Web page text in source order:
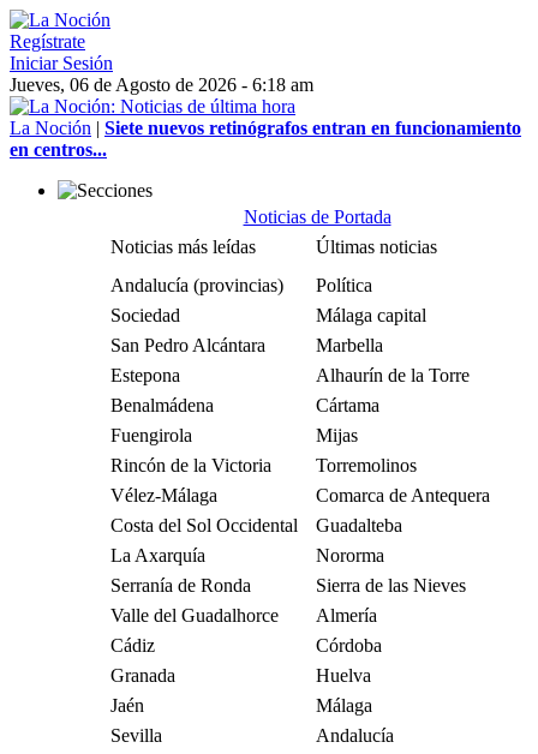
Regístrate
Iniciar Sesión
Jueves, 06 de Agosto de 2026 - 6:18 am
La Noción | Siete nuevos retinógrafos entran en funcionamiento
en centros...
Noticias de Portada
Noticias más leídas
Últimas noticias
Andalucía (provincias)
Política
Sociedad
Málaga capital
San Pedro Alcántara
Marbella
Estepona
Alhaurín de la Torre
Benalmádena
Cártama
Fuengirola
Mijas
Rincón de la Victoria
Torremolinos
Vélez-Málaga
Comarca de Antequera
Costa del Sol Occidental
Guadalteba
La Axarquía
Nororma
Serranía de Ronda
Sierra de las Nieves
Valle del Guadalhorce
Almería
Cádiz
Córdoba
Granada
Huelva
Jaén
Málaga
Sevilla
Andalucía